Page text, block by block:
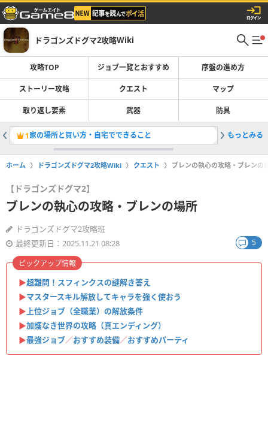
ドラゴンズドグマ2攻略Wiki
攻略TOP ジョブ一覧とおすすめ 序盤の進め方
ストーリー攻略 クエスト マップ
取り返し要素 武器 防具
1家の場所と買い方・自宅でできること 2取り返
もっとみる
ホーム ドラゴンズドグマ2攻略Wiki クエスト ブレンの執心の攻略・ブレンの
【ドラゴンズドグマ2】
ブレンの執心の攻略・ブレンの場所
ドラゴンズドグマ2攻略班
最終更新日：2025.11.21 08:28
5
▶︎超難問！スフィンクスの謎解き答え
▶︎マスタースキル解放してキャラを強く使おう
▶︎ 上位ジョブ（全職業）の解放条件
▶︎加護なき世界の攻略（真エンディング）
▶︎最強ジョブ／おすすめ装備／おすすめパーティ
ピックアップ情報